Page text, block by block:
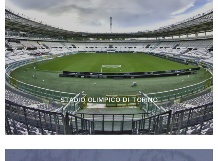
STADIO OLIMPICO DI TORINO